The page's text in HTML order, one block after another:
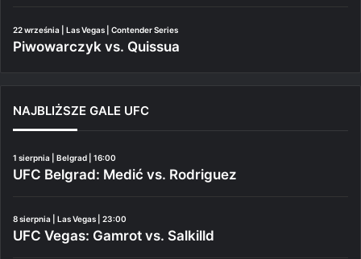
22 września | Las Vegas | Contender Series
Piwowarczyk vs. Quissua
NAJBLIŻSZE GALE UFC
1 sierpnia | Belgrad | 16:00
UFC Belgrad: Medić vs. Rodriguez
8 sierpnia | Las Vegas | 23:00
UFC Vegas: Gamrot vs. Salkilld